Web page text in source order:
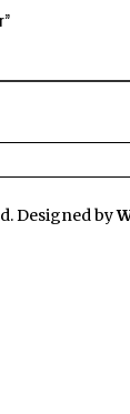
Designed by